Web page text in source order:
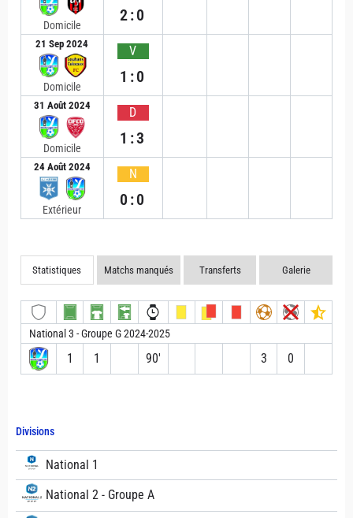
Divisions
National 1
National 2 - Groupe A
Domicile
2:0
21 Sep 2024
Domicile
V
1:0
31 Août 2024
Domicile
D
1:3
24 Août 2024
Extérieur
N
0:0
Statistiques Matchs manqués Transferts Galerie
National 3 - Groupe G 2024-2025
1 1 90′ 3 0